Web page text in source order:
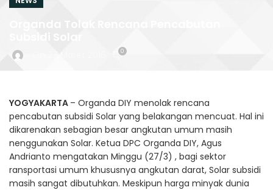
0
YOGYAKARTA – Organda DIY menolak rencana
pencabutan subsidi Solar yang belakangan mencuat. Hal ini
dikarenakan sebagian besar angkutan umum masih
nenggunakan Solar. Ketua DPC Organda DIY, Agus
Andrianto mengatakan Minggu (27/3) , bagi sektor
ransportasi umum khususnya angkutan darat, Solar subsidi
masih sangat dibutuhkan. Meskipun harga minyak dunia